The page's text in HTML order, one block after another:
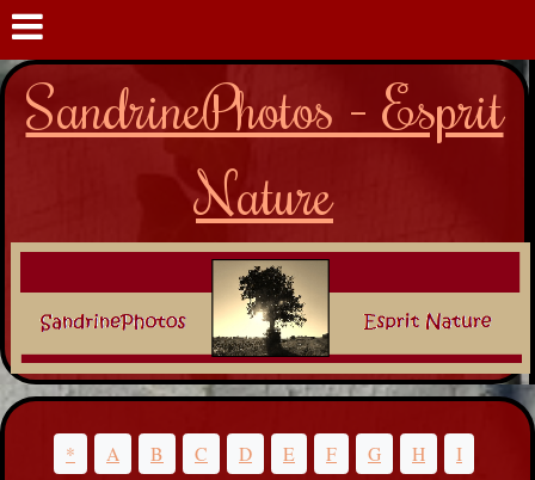
SandrinePhotos - Esprit
Nature
* A B C D E F G H I